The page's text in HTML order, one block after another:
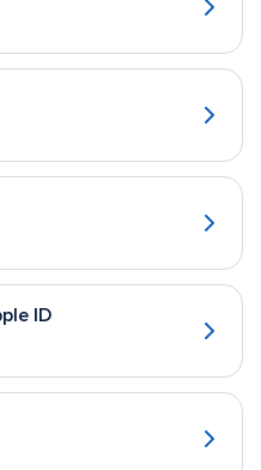
ID